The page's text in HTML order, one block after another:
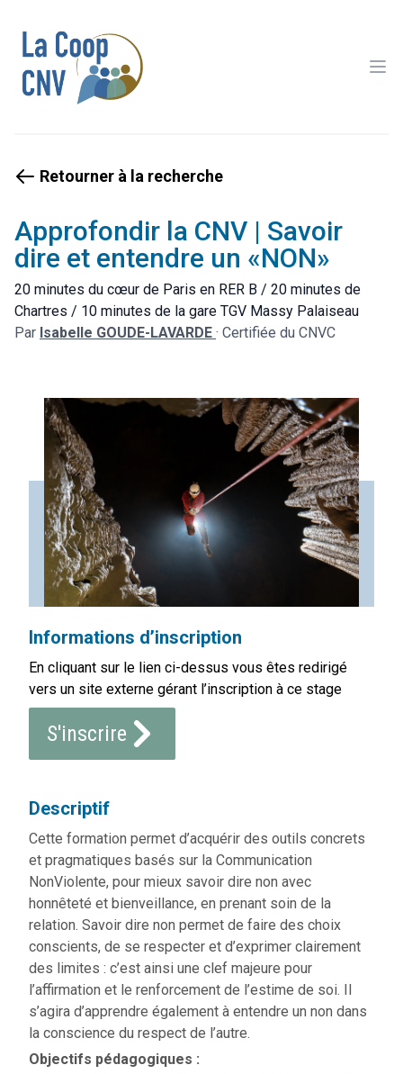
Retourner à la recherche
Approfondir la CNV | Savoir
dire et entendre un «NON»
20 minutes du cœur de Paris en RER B / 20 minutes de
Chartres / 10 minutes de la gare TGV Massy Palaiseau
Par Isabelle GOUDE-LAVARDE · Certifiée du CNVC
Informations d’inscription
En cliquant sur le lien ci-dessus vous êtes redirigé
vers un site externe gérant l’inscription à ce stage
S'inscrire
Descriptif
Cette formation permet d’acquérir des outils concrets
et pragmatiques basés sur la Communication
NonViolente, pour mieux savoir dire non avec
honnêteté et bienveillance, en prenant soin de la
relation. Savoir dire non permet de faire des choix
conscients, de se respecter et d’exprimer clairement
des limites : c’est ainsi une clef majeure pour
l’affirmation et le renforcement de l’estime de soi. Il
s’agira d’apprendre également à entendre un non dans
la conscience du respect de l’autre.
Objectifs pédagogiques :